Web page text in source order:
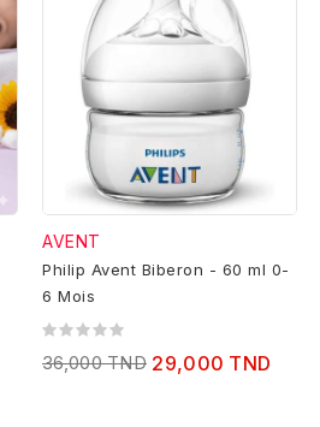
AVENT
Philip Avent Biberon - 60 ml 0-
6 Mois
36,000 TND 29,000 TND